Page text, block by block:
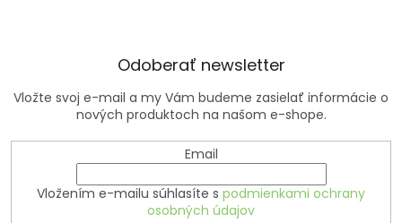
Odoberať newsletter
Vložte svoj e-mail a my Vám budeme zasielať informácie o
nových produktoch na našom e-shope.
Email
Vložením e-mailu súhlasíte s podmienkami ochrany
osobných údajov